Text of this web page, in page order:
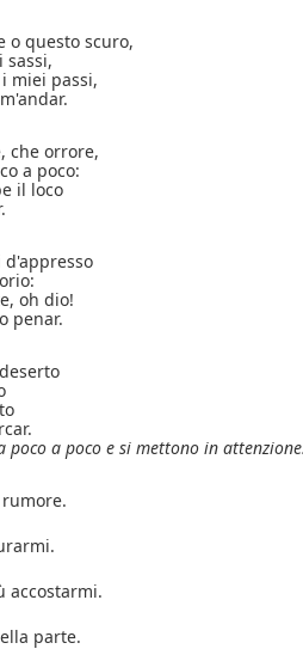
o questo scuro,
sassi,
miei passi,
che orrore,
a poco:
il loco
oh dio!
penar.
poco a poco e si mettono in
accostarmi.
parte.